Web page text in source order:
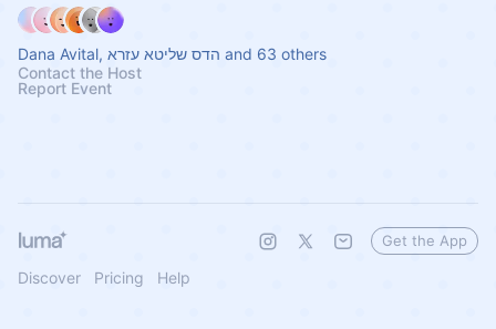
Dana Avital, הדס שליטא עזרא and 63 others
Contact the Host
Report Event
Discover Pricing Help
Get the App